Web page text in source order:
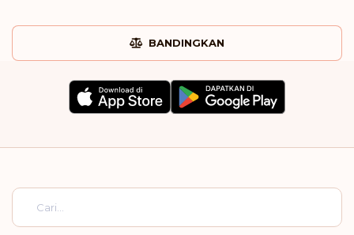
BANDINGKAN